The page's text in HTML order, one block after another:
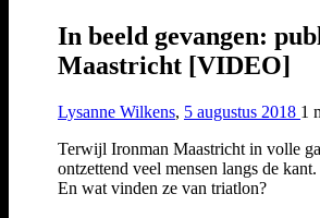
In beeld gevangen:
Maastricht [VIDEO]
Lysanne Wilkens, 5 augustus 2018 1
Terwijl Ironman Maastricht in volle
ontzettend veel mensen langs de
En wat vinden ze van triatlon?